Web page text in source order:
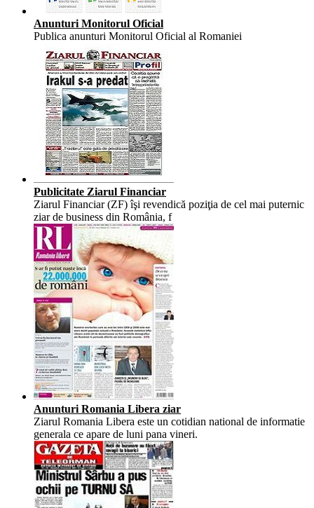
Anunturi Monitorul Oficial
Publica anunturi Monitorul Oficial al Romaniei
Publicitate Ziarul Financiar
Ziarul Financiar (ZF) îşi revendică poziţia de cel mai puternic
ziar de business din România, f
Anunturi Romania Libera ziar
Ziarul Romania Libera este un cotidian national de informatie
generala ce apare de luni pana vineri.